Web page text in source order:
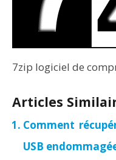
7zip logiciel de
Articles
Comment
USB